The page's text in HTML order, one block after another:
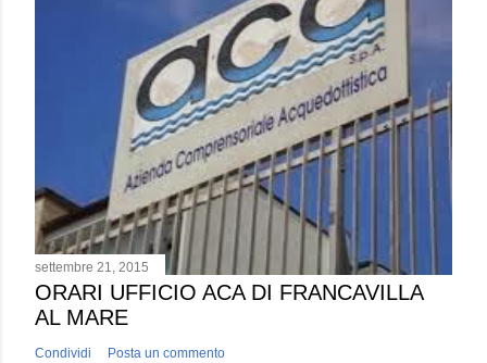
settembre 21, 2015
ORARI UFFICIO ACA DI FRANCAVILLA
AL MARE
Condividi Posta un commento